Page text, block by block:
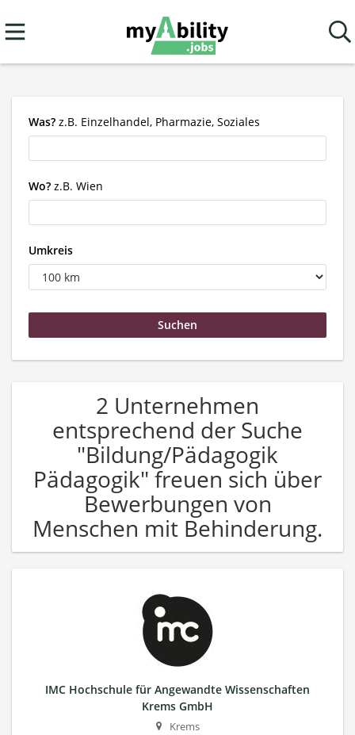
Was? z.B. Einzelhandel, Pharmazie, Soziales
Wo? z.B. Wien
Umkreis
2 Unternehmen
entsprechend der Suche
"Bildung/Pädagogik
Pädagogik" freuen sich über
Bewerbungen von
Menschen mit Behinderung.
IMC Hochschule für Angewandte Wissenschaften
Krems GmbH
Krems